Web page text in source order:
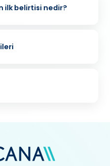
ilk belirtisi nedir?